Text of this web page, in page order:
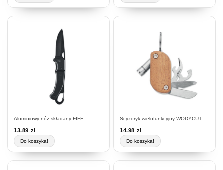
Aluminiowy nóż składany FIFE
13.89 zł
Do koszyka!
Scyzoryk wielofunkcyjny WODYCUT
14.98 zł
Do koszyka!